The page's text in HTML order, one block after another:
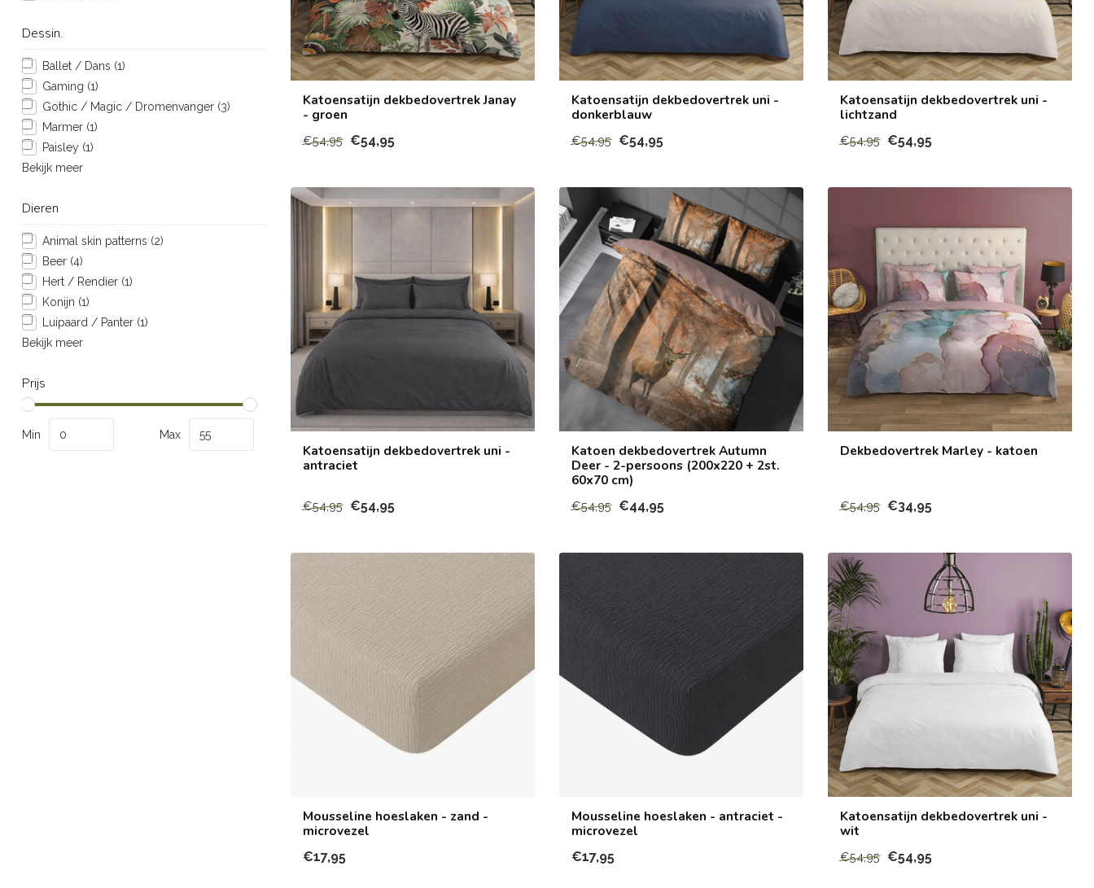
Dessin.
Ballet / Dans (1)
Gaming (1)
Gothic / Magic / Dromenvanger (3)
Marmer (1)
Paisley (1)
Bekijk meer
Dieren
Animal skin patterns (2)
Beer (4)
Hert / Rendier (1)
Konijn (1)
Luipaard / Panter (1)
Bekijk meer
Prijs
Min Max
Katoensatijn dekbedovertrek Janay
- groen
€54,95 €54,95
Katoensatijn dekbedovertrek uni -
donkerblauw
€54,95 €54,95
Katoensatijn dekbedovertrek uni -
lichtzand
€54,95 €54,95
Katoensatijn dekbedovertrek uni -
antraciet
€54,95 €54,95
Katoen dekbedovertrek Autumn
Deer - 2-persoons (200x220 + 2st.
60x70 cm)
€54,95 €44,95
Dekbedovertrek Marley - katoen
€54,95 €34,95
Mousseline hoeslaken - zand -
microvezel
€17,95
Mousseline hoeslaken - antraciet -
microvezel
€17,95
Katoensatijn dekbedovertrek uni -
wit
€54,95 €54,95